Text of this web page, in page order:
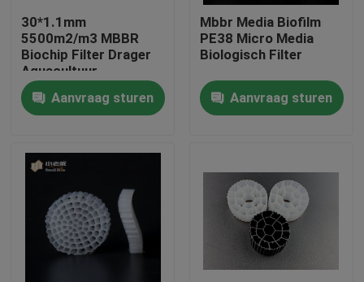
Kwaliteitscontrole
Contacteer ons
bloggen
Verzoek om een Citaat
MBBR-filtermedia
30*1.1mm
5500m2/m3 MBBR
Biochip Filter Drager
Aquacultuur
Aanvraag sturen
Mbbr Media Biofilm
PE38 Micro Media
Biologisch Filter
Aanvraag sturen